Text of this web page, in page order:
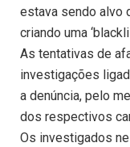
estava sendo alvo
criando uma
As tentativas de
investigações
a denúncia, pelo
dos respectivos
Os investigados